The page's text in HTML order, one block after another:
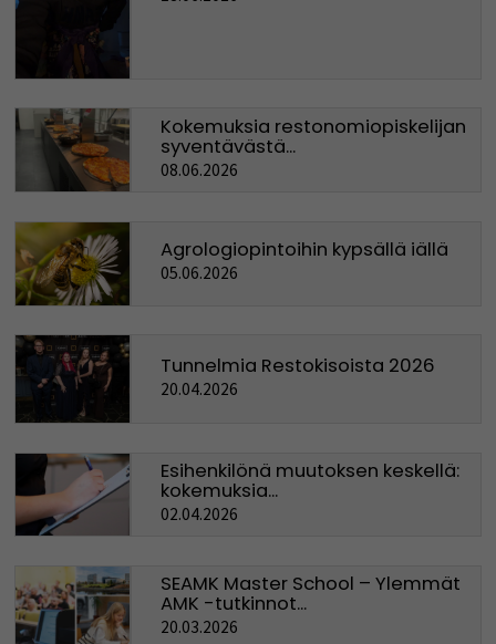
Kokemuksia restonomiopiskelijan
syventävästä...
08.06.2026
Agrologiopintoihin kypsällä iällä
05.06.2026
Tunnelmia Restokisoista 2026
20.04.2026
Esihenkilönä muutoksen keskellä:
kokemuksia...
02.04.2026
SEAMK Master School – Ylemmät
AMK -tutkinnot...
20.03.2026